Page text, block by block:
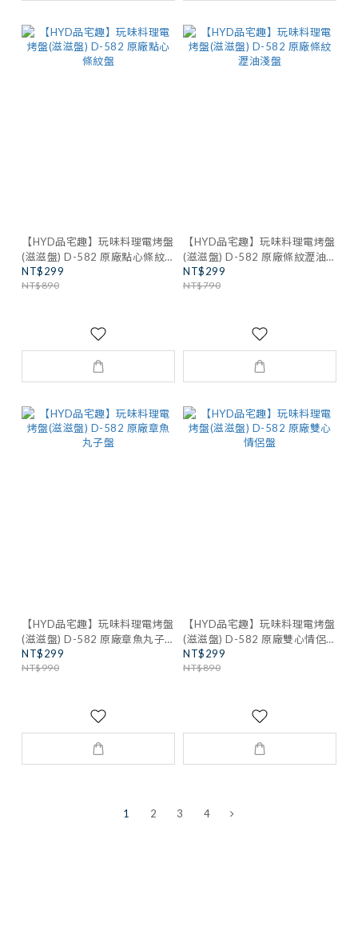
【HYD品宅趣】玩味料理電烤盤
(滋滋盤) D-582 原廠點心條紋
盤
NT$299
NT$890
【HYD品宅趣】玩味料理電烤盤
(滋滋盤) D-582 原廠條紋瀝油
淺盤
NT$299
NT$790
【HYD品宅趣】玩味料理電烤盤
(滋滋盤) D-582 原廠章魚丸子
盤
NT$299
NT$990
【HYD品宅趣】玩味料理電烤盤
(滋滋盤) D-582 原廠雙心情侶
盤
NT$299
NT$890
1 2 3 4